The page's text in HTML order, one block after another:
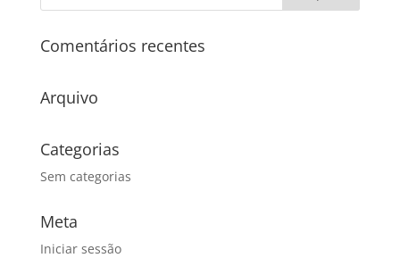
Comentários recentes
Arquivo
Categorias
Sem categorias
Meta
Iniciar sessão